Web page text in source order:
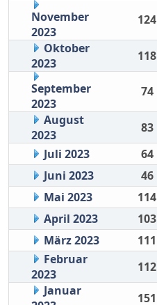
November
2023
124
Oktober
2023
118
September
2023
74
August
2023
83
Juli 2023
64
Juni 2023
46
Mai 2023
114
April 2023
103
März 2023
111
Februar
2023
112
Januar
151